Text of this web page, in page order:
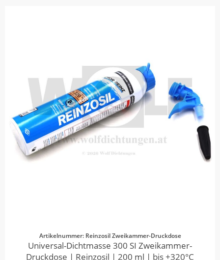
Artikelnummer: Reinzosil Zweikammer-Druckdose
Universal-Dichtmasse 300 SI Zweikammer-
Druckdose | Reinzosil | 200 ml | bis +320°C